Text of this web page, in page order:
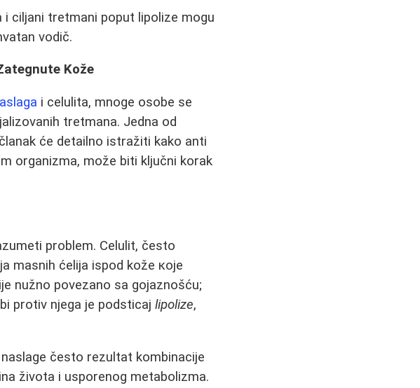
ciljani tretmani poput lipolize mogu
vodič.
Kože
i celulita, mnoge osobe se
tretmana. Jedna od
će detailno istražiti kako anti
organizma, može biti ključni korak
problem. Celulit, često
masnih ćelija ispod kože које
nužno povezano sa gojaznošću;
protiv njega je podsticajlipolize,
često rezultat kombinacije
života i usporenog metabolizma.